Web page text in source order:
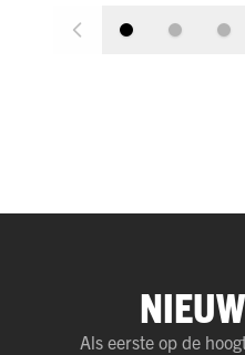
Als eerste op de